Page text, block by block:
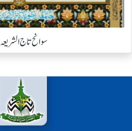
سوانح تاج الشریعہ